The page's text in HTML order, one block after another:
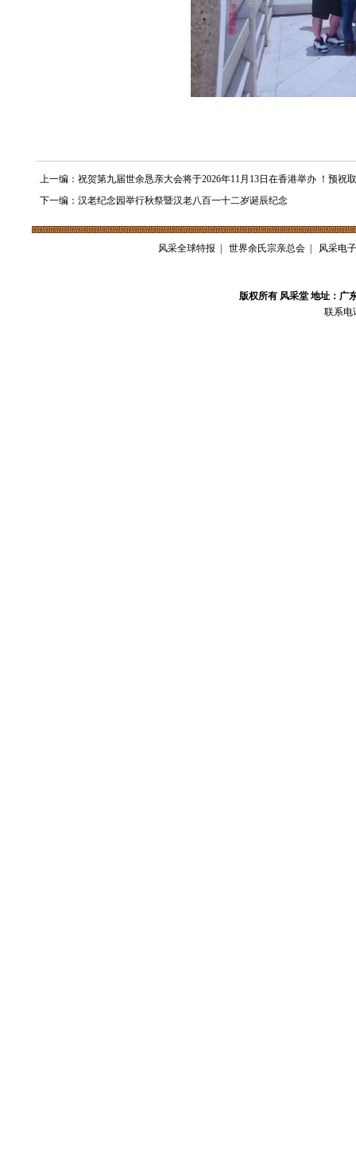
上一编：祝贺第九届世余恳亲大会将于2026年11月13日在香港举办 ！预祝
下一编：汉老纪念园举行秋祭暨汉老八百一十二岁诞辰纪念
风采全球特报 世界余氏宗亲总会 风采电
版权所有 风采堂 地址：广
联系电